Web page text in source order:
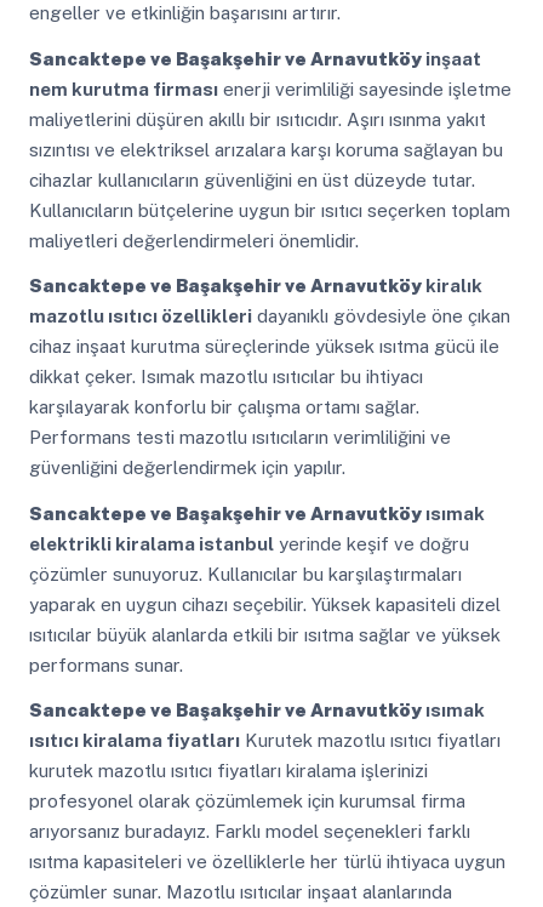
engeller ve etkinliğin başarısını artırır.
Sancaktepe ve Başakşehir ve Arnavutköyinşaat
nem kurutma firmasıenerji verimliliği sayesinde işletme
maliyetlerini düşüren akıllı bir ısıtıcıdır. Aşırı ısınma yakıt
sızıntısı ve elektriksel arızalara karşı koruma sağlayan bu
cihazlar kullanıcıların güvenliğini en üst düzeyde tutar.
Kullanıcıların bütçelerine uygun bir ısıtıcı seçerken toplam
maliyetleri değerlendirmeleri önemlidir.
Sancaktepe ve Başakşehir ve Arnavutköykiralık
mazotlu ısıtıcı özellikleridayanıklı gövdesiyle öne çıkan
cihaz inşaat kurutma süreçlerinde yüksek ısıtma gücü ile
dikkat çeker. Isımak mazotlu ısıtıcılar bu ihtiyacı
karşılayarak konforlu bir çalışma ortamı sağlar.
Performans testi mazotlu ısıtıcıların verimliliğini ve
güvenliğini değerlendirmek için yapılır.
Sancaktepe ve Başakşehir ve Arnavutköyısımak
elektrikli kiralama istanbulyerinde keşif ve doğru
çözümler sunuyoruz. Kullanıcılar bu karşılaştırmaları
yaparak en uygun cihazı seçebilir. Yüksek kapasiteli dizel
ısıtıcılar büyük alanlarda etkili bir ısıtma sağlar ve yüksek
performans sunar.
Sancaktepe ve Başakşehir ve Arnavutköyısımak
ısıtıcı kiralama fiyatlarıKurutek mazotlu ısıtıcı fiyatları
kurutek mazotlu ısıtıcı fiyatları kiralama işlerinizi
profesyonel olarak çözümlemek için kurumsal firma
arıyorsanız buradayız. Farklı model seçenekleri farklı
ısıtma kapasiteleri ve özelliklerle her türlü ihtiyaca uygun
çözümler sunar. Mazotlu ısıtıcılar inşaat alanlarında